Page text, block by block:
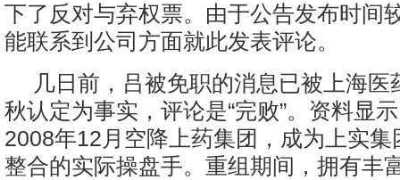
下了反对与弃权票。由于公告发布时间
能联系到公司方面就此发表评论。
几日前，吕被免职的消息已被上海医
秋认定为事实，评论是“完败”。资料显
2008年12月空降上药集团，成为上实
整合的实际操盘手。重组期间，拥有丰